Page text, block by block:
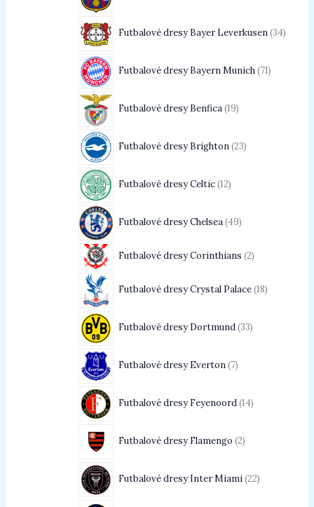
Futbalové dresy Bayer Leverkusen 34
Futbalové dresy Bayern Munich 71
Futbalové dresy Benfica 19
Futbalové dresy Brighton 23
Futbalové dresy Celtic 12
Futbalové dresy Chelsea 49
Futbalové dresy Corinthians 2
Futbalové dresy Crystal Palace 18
Futbalové dresy Dortmund 33
Futbalové dresy Everton 7
Futbalové dresy Feyenoord 14
Futbalové dresy Flamengo 2
Futbalové dresy Inter Miami 22